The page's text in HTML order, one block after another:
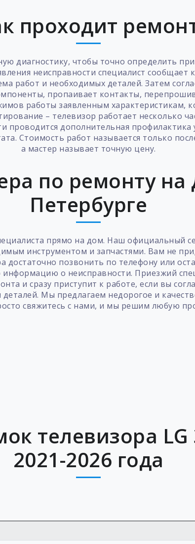
проходит
диагностику, чтобы точно определить
неисправности специалист сообщает
работ и необходимых деталей. Затем
пропаивает контакты,
работы заявленным характеристикам,
– телевизор работает несколько
проводится дополнительная профилактика
Стоимость работ называется только
а мастер называет точную цену.
по ремонту на
Петербурге
прямо на дом. Наш официальный
инструментом и запчастями. Вам не
достаточно позвонить по телефону или
о неисправности. Приезжий
и сразу приступит к работе, если вы
Мы предлагаем недорогое и
свяжитесь с нами, и мы решим любую
телевизора LG
2021-2026 года